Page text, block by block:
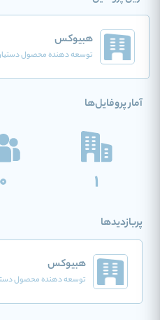
هبیوکس
توسعه دهنده محصول
آمار پروفایل‌ها
1
0
پربازدیدها
هبیوکس
توسعه دهنده محصول